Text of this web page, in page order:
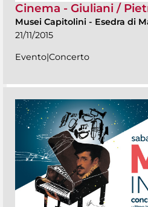
Cinema - Giuliani /
Musei Capitolini - Esedra di
21/11/2015
Evento|Concerto